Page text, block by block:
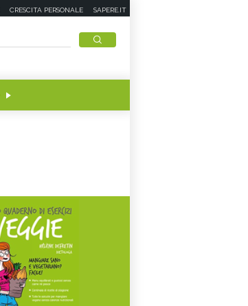
CRESCITA PERSONALE SAPERE.IT